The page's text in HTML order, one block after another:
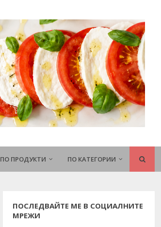
ПО ПРОДУКТИ ПО КАТЕГОРИИ
ПОСЛЕДВАЙТЕ МЕ В СОЦИАЛНИТЕ
МРЕЖИ